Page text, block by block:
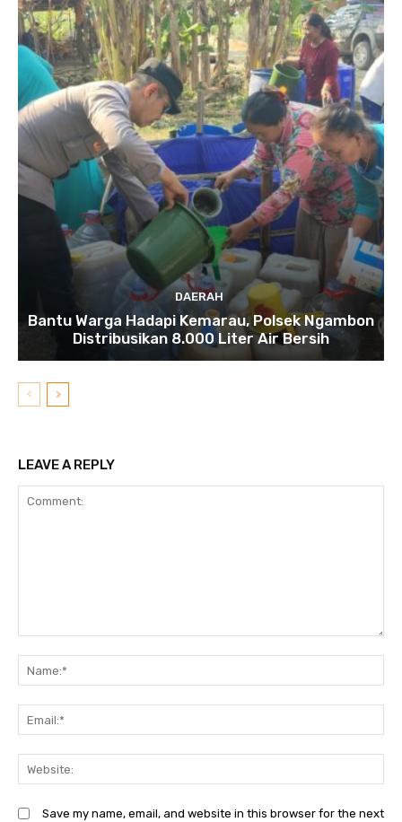
DAERAH
Bantu Warga Hadapi Kemarau, Polsek Ngambon
Distribusikan 8.000 Liter Air Bersih
LEAVE A REPLY
Save my name, email, and website in this browser for the next